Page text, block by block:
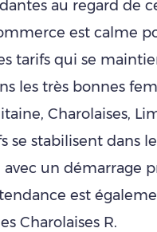
au regard de
est calme
tarifs qui se
les très bonnes
Charolaises,
se stabilisent dans
avec un démarrage
est
Charolaises R.